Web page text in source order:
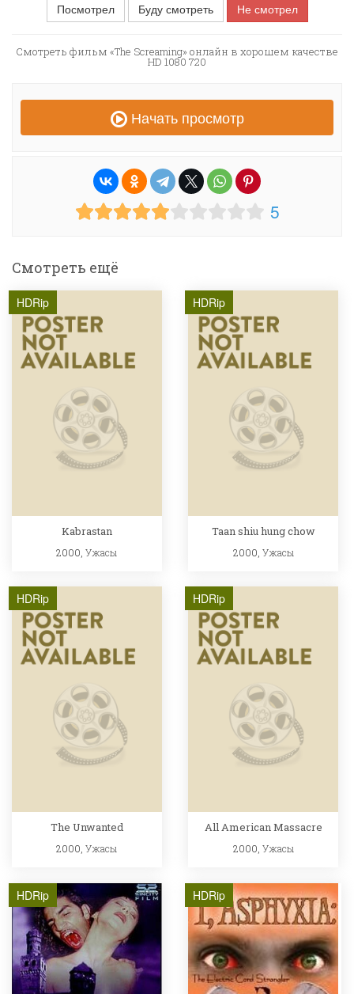
Посмотрел
Буду смотреть Не смотрел
Смотреть фильм «The Screaming» онлайн в хорошем качестве
HD 1080 720
Начать просмотр
5
Смотреть ещё
HDRip
Kabrastan
2000,Ужасы
HDRip
Taan shiu hung chow
2000, Ужасы
HDRip
The Unwanted
2000,Ужасы
HDRip
All American Massacre
2000, Ужасы
HDRip HDRip